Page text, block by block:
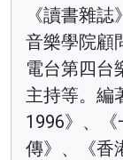
《讀書雜
音樂學院顧
電台第四台
主持等。編
1996》、
傳》、《香